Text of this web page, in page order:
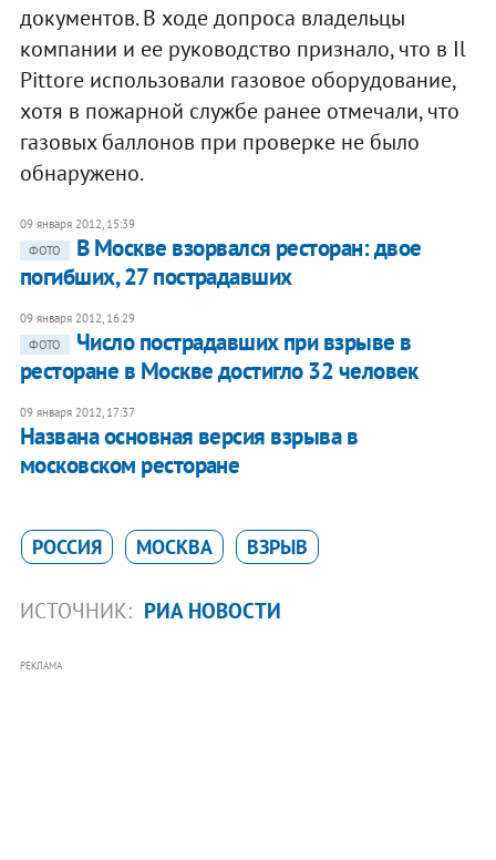
документов. В ходе допроса владельцы
компании и ее руководство признало, что в Il
Pittore использовали газовое оборудование,
хотя в пожарной службе ранее отмечали, что
газовых баллонов при проверке не было
обнаружено.
09 января 2012, 15:39
ФОТО
В Москве взорвался ресторан: двое
погибших, 27 пострадавших
09 января 2012, 16:29
ФОТО
Число пострадавших при взрыве в
ресторане в Москве достигло 32 человек
09 января 2012, 17:37
Названа основная версия взрыва в
московском ресторане
РОССИЯ МОСКВА ВЗРЫВ
ИСТОЧНИК: РИА НОВОСТИ
РЕКЛАМА